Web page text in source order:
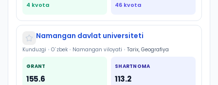
4 kvota 46 kvota
Namangan davlat universiteti
Kunduzgi • O`zbek • Namangan viloyati • Tarix, Geografiya
GRANT
155.6
SHARTNOMA
113.2